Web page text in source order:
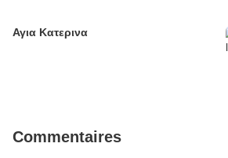
Αγια Κατερινα
Commentaires